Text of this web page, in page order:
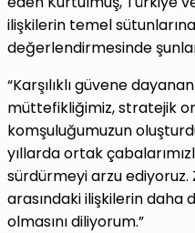
ilişkilerin temel
değerlendirmesinde
“Karşılıklı güvene
müttefikliğimiz, stratejik
komşuluğumuzun
yıllarda ortak
sürdürmeyi arzu ediyoruz.
arasındaki ilişkilerin daha
olmasını diliyorum.”